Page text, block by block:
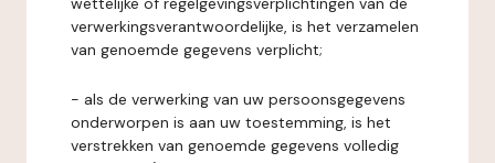
verwerkingsverantwoordelijke, is het verzamelen
van genoemde gegevens verplicht;
- als de verwerking van uw persoonsgegevens
onderworpen is aan uw toestemming, is het
verstrekken van genoemde gegevens volledig